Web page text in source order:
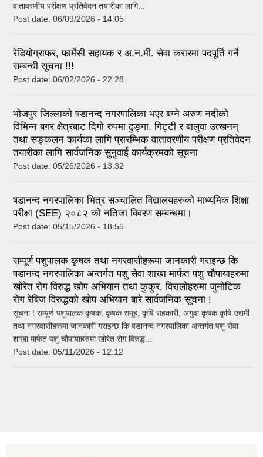
वातावरणीय परीक्षण प्रतिवेदन तयारीका लागि...
Post date: 06/09/2026 - 14:05
रेडियोग्राफर, फार्मेसी सहायक र अ.न.मी. सेवा करारमा पदपूर्ति गर्ने
सम्बन्धी सूचना !!!
Post date: 06/02/2026 - 22:28
भोजपुर जिल्लाको षडानन्द नगरपालिका भएर बग्ने अरुण नदीको
विभिन्न बगर क्षेत्रबाट दिगो रुपमा ढुङ्गा, गिट्टी र बालुवा उत्खनन्
तथा सङ्कलन कार्यका लागि प्रारम्भिक वातावरणीय परीक्षण प्रतिवेदन
तयारीका लागि सार्वजनिक सुनुवाई कार्यक्रमको सूचना
Post date: 05/26/2026 - 13:32
षडानन्द नगरपालिका भित्र सञ्चालित विद्यालयहरुको माध्यमिक शिक्षा
परीक्षा (SEE) २०८२ को नतिजा विवरण सम्बन्धमा।
Post date: 05/15/2026 - 18:55
सम्पूर्ण पशुपालक कृषक तथा नगरवासीहरूमा जानकारी गराइन्छ कि
षडानन्द नगरपालिका अन्तर्गत पशु सेवा शाखा मार्फत पशु चौपायाहरुमा
खोरेत रोग विरुद्ध खोप अभियान तथा कुकुर, विरालोहरुमा जुनोटिक
रोग रेबिज विरुद्धको खोप अभियान बारे सार्वजनिक सूचना !
सूचना ! सम्पूर्ण पशुपालक कृषक, कृषक समूह, कृषि सहकारी, अगुवा कृषक कृषि उद्यमी
तथा नगरवासीहरूमा जानकारी गराइन्छ कि षडानन्द नगरपालिका अन्तर्गत पशु सेवा
शाखा मार्फत पशु चौपायाहरुमा खोरेत रोग विरुद्ध...
Post date: 05/11/2026 - 12:12